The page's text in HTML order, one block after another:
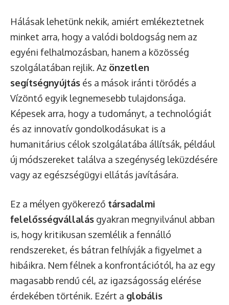
Hálásak lehetünk nekik, amiért emlékeztetnek
minket arra, hogy a valódi boldogság nem az
egyéni felhalmozásban, hanem a közösség
szolgálatában rejlik. Az önzetlen
segítségnyújtás és a mások iránti törődés a
Vízöntő egyik legnemesebb tulajdonsága.
Képesek arra, hogy a tudományt, a technológiát
és az innovatív gondolkodásukat is a
humanitárius célok szolgálatába állítsák, például
új módszereket találva a szegénység leküzdésére
vagy az egészségügyi ellátás javítására.
Ez a mélyen gyökerező társadalmi
felelősségvállalás gyakran megnyilvánul abban
is, hogy kritikusan szemlélik a fennálló
rendszereket, és bátran felhívják a figyelmet a
hibáikra. Nem félnek a konfrontációtól, ha az egy
magasabb rendű cél, az igazságosság elérése
érdekében történik. Ezért a globális